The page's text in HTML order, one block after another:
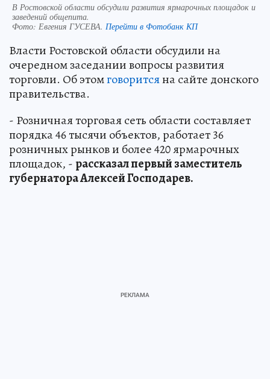
В Ростовской области обсудили развития ярмарочных площадок и
заведений общепита.
Фото: Евгения ГУСЕВА. Перейти в Фотобанк КП
Власти Ростовской области обсудили на
очередном заседании вопросы развития
торговли. Об этомговоритсяна сайте донского
правительства.
- Розничная торговая сеть области составляет
порядка 46 тысячи объектов, работает 36
розничных рынков и более 420 ярмарочных
площадок, -рассказал первый заместитель
губернатора Алексей Господарев.